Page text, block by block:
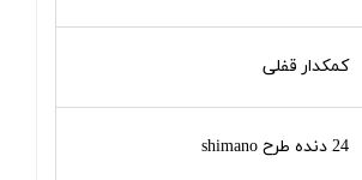
کمکدار قفلی
24 دنده طرح shimano